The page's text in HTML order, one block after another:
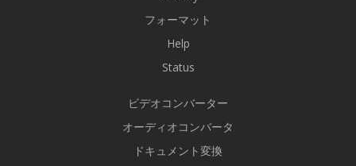
フォーマット
Help
Status
ビデオコンバーター
オーディオコンバータ
ドキュメント変換